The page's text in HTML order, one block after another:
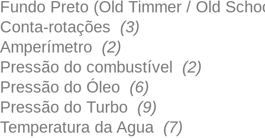
Fundo Preto (Old Timmer / Old
Conta-rotações (3)
Amperímetro (2)
Pressão do combustível (2)
Pressão do Óleo (6)
Pressão do Turbo (9)
Temperatura da Agua (7)